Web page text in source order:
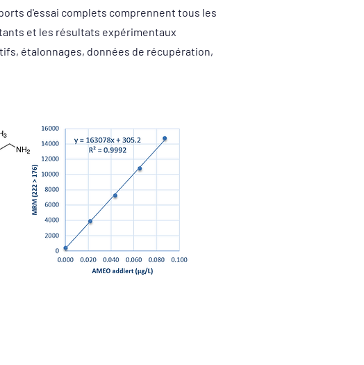
d'essai complets comprennent tous les
et les résultats expérimentaux
étalonnages, données de récupération,